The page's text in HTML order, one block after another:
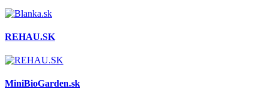
REHAU.SK
MiniBioGarden.sk